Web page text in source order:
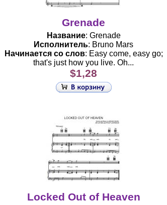
Grenade
Название: Grenade
Исполнитель: Bruno Mars
Начинается со слов: Easy come, easy go;
that's just how you live. Oh...
$1,28
Locked Out of Heaven